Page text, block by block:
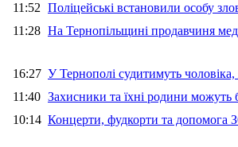
11:52 Поліцейські встановили особу
11:28 На Тернопільщині продавчиня
16:27 У Тернополі судитимуть
11:40 Захисники та їхні родини можуть
10:14 Концерти, фудкорти та допомога